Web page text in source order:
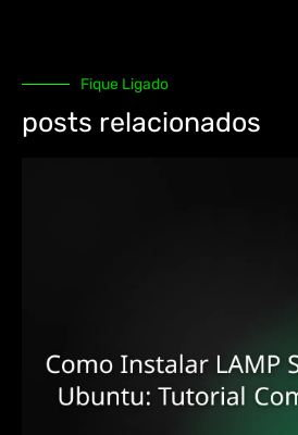
Fique Ligado
posts relacionados